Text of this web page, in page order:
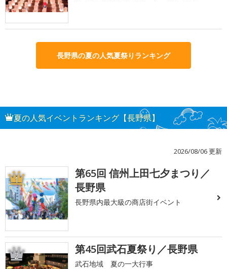
長野県の夏の人気夏祭りランキング
夏の人気イベントランキング【長野県】
2026/08/06 更新
1
第65回 信州上田七夕まつり／
長野県
長野県内最大級の商店街イベント
2 第45回武石夏祭り／長野県
武石地域 夏の一大行事